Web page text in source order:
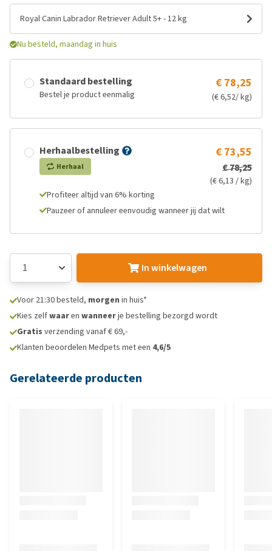
Royal Canin Labrador Retriever Adult 5+ - 12 kg
Nu besteld, maandag in huis
Standaard bestelling
Bestel je product eenmalig
€ 78,25
(€ 6,52/ kg)
Herhaalbestelling
Herhaal
€ 73,55
€ 78,25
(€ 6,13 / kg)
Profiteer altijd van 6% korting
Pauzeer of annuleer eenvoudig wanneer jij dat wilt
In winkelwagen
Voor 21:30 besteld, morgen in huis*
Kies zelfwaaren wanneerje bestelling bezorgd wordt
Gratis verzending vanaf € 69,-
Klanten beoordelen Medpets met een 4,6/5
Gerelateerde producten